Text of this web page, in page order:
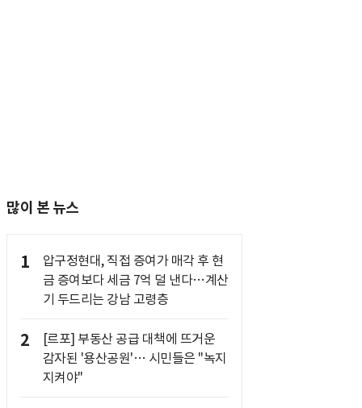
많이 본 뉴스
1
압구정현대, 직접 증여가 매각 후 현
금 증여보다 세금 7억 덜 낸다…계산
기 두드리는 강남 고령층
2
[르포] 부동산 공급 대책에 뜨거운
감자된 '용산공원'… 시민들은 "녹지
지켜야"